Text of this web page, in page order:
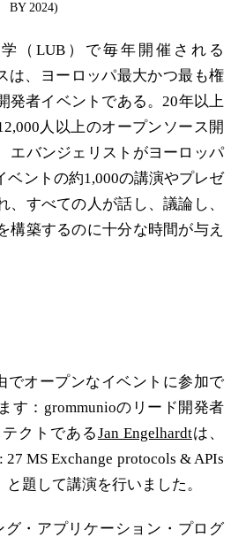
BY 2024)
（LUB）で毎年開催される
は、ヨーロッパ最大かつ最も権
発者イベントである。20年以上
人以上のオープンソース開
エバンジェリストがヨーロッパ
ベントの約1,000の講演やプレゼ
、すべての人が話し、議論し、
構築するのに十分な時間が与え
でオープンなイベントに参加で
す：grommunioのリード開発者
クトであるJan Engelhardtは、
27 MS Exchange protocols & APIs
と題して講演を行いました。
・アプリケーション・プログ